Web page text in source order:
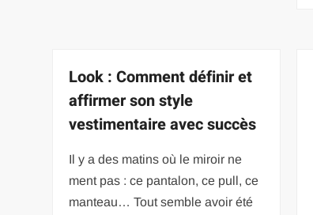
Look : Comment définir et
affirmer son style
vestimentaire avec succès
Il y a des matins où le miroir ne
ment pas : ce pantalon, ce pull, ce
manteau… Tout semble avoir été